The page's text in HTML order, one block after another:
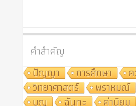
คำสำคัญ
ปัญญา
การศึกษา
วิทยาศาสตร์
พราหมณ์
บุญ
ฉันทะ ค่านิยม